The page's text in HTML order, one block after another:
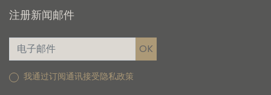
注册新闻邮件
我通过订阅通讯接受隐私政策